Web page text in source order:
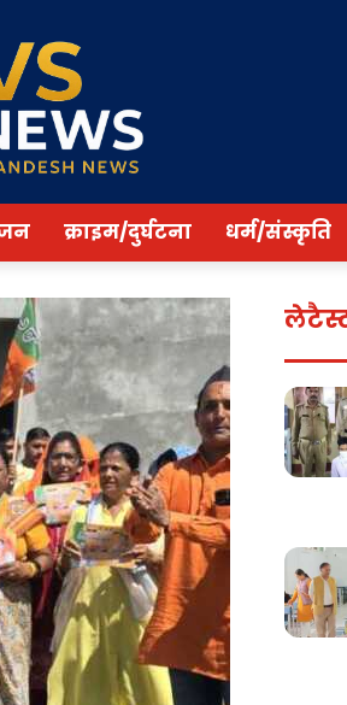
क्राइम/दुर्घटना धर्म/संस्कृति